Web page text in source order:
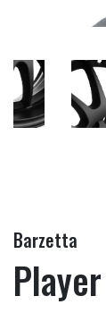
Barzetta